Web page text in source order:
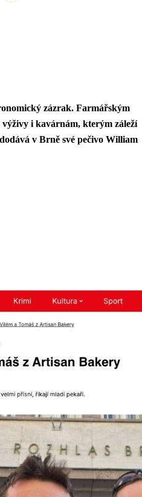
zázrak. Farmářským
i kavárnám, kterým záleží
v Brně své pečivo William